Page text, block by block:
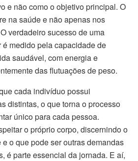
e não como o objetivo principal. O
na saúde e não apenas nos
verdadeiro sucesso de uma
medido pela capacidade de
saudável, com energia e
das flutuações de peso.
cada indivíduo possui
distintas, o que torna o processo
único para cada pessoa.
o próprio corpo, discernindo o
o que pode ser outras demandas
é parte essencial da jornada. E aí,